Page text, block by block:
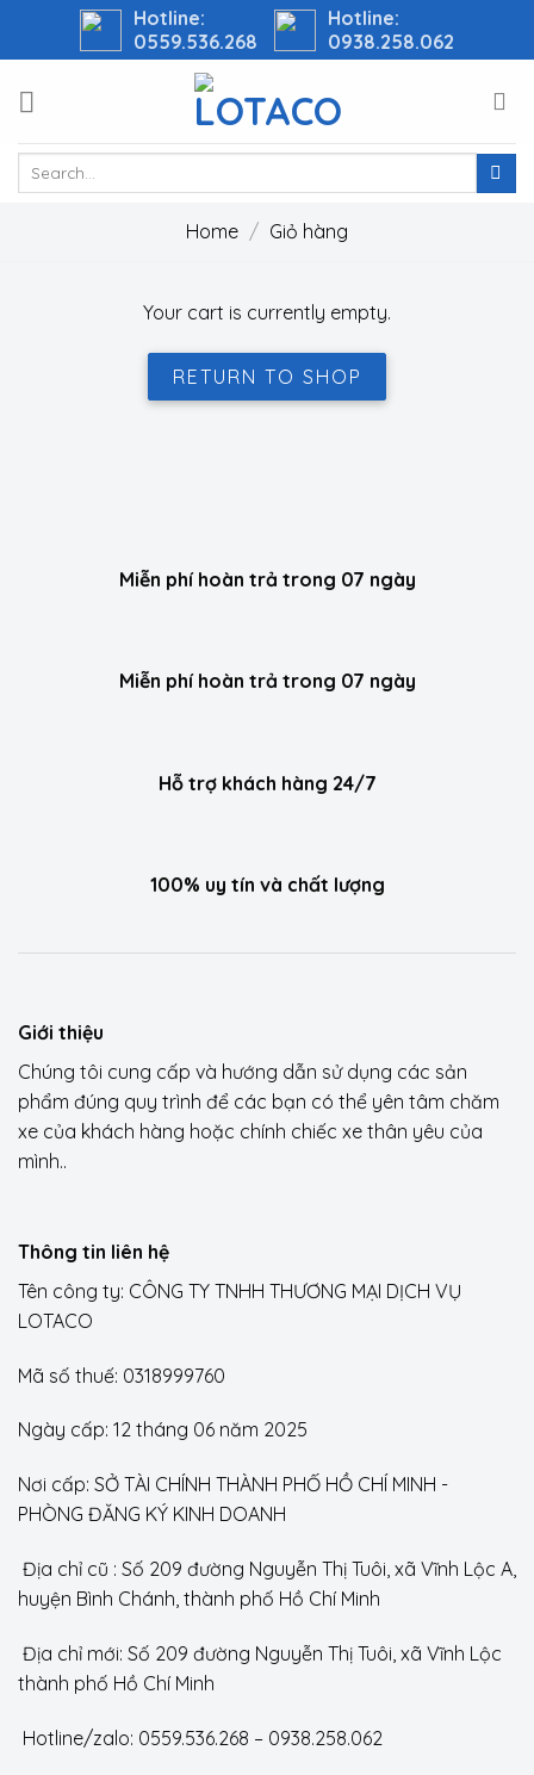
Hotline:
0559.536.268
Hotline:
0938.258.062
Home / Giỏ hàng
Your cart is currently empty.
RETURN TO SHOP
Miễn phí hoàn trả trong 07 ngày
Miễn phí hoàn trả trong 07 ngày
Hỗ trợ khách hàng 24/7
100% uy tín và chất lượng
Giới thiệu
Chúng tôi cung cấp và hướng dẫn sử dụng các sản
phẩm đúng quy trình để các bạn có thể yên tâm chăm
xe của khách hàng hoặc chính chiếc xe thân yêu của
mình..
Thông tin liên hệ
Tên công ty: CÔNG TY TNHH THƯƠNG MẠI DỊCH VỤ
LOTACO
Mã số thuế: 0318999760
Ngày cấp: 12 tháng 06 năm 2025
Nơi cấp: SỞ TÀI CHÍNH THÀNH PHỐ HỒ CHÍ MINH -
PHÒNG ĐĂNG KÝ KINH DOANH
Địa chỉ cũ : Số 209 đường Nguyễn Thị Tuôi, xã Vĩnh Lộc A,
huyện Bình Chánh, thành phố Hồ Chí Minh
Địa chỉ mới: Số 209 đường Nguyễn Thị Tuôi, xã Vĩnh Lộc
thành phố Hồ Chí Minh
Hotline/zalo: 0559.536.268 – 0938.258.062